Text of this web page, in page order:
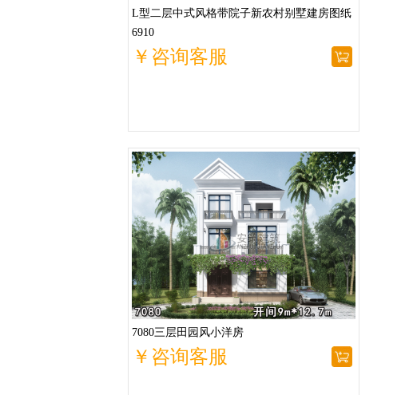
L型二层中式风格带院子新农村别墅建房图纸
6910
￥咨询客服
7080三层田园风小洋房
￥咨询客服